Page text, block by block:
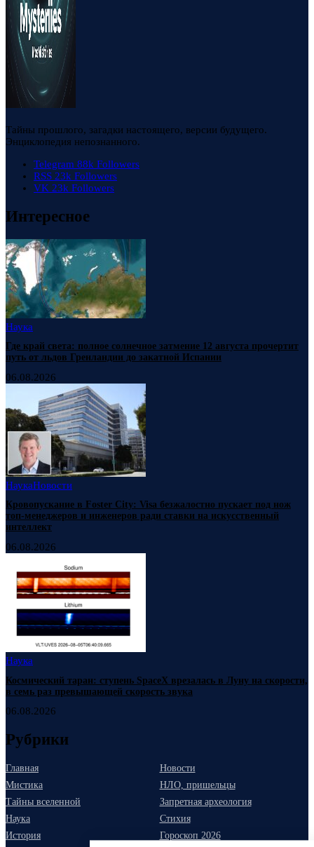
Тайны прошлого, загадки настоящего, версии будущего.
Энциклопедия непознанного.
Telegram 88k Followers
RSS 23k Followers
VK 23k Followers
Интересное
Наука
Где край света: полное солнечное затмение 12 августа прочертит
путь от льдов Гренландии до закатной Испании
06.08.2026
НаукаНовости
Кровопускание в Foster City: Visa безжалостно пускает под нож
топ-менеджеров и инженеров ради ставки на искусственный
интеллект
06.08.2026
Наука
Космический таран: ступень SpaceX врезалась в Луну на скорости,
в семь раз превышающей скорость звука
06.08.2026
Рубрики
Главная
Новости
Мистика
НЛО, пришельцы
Тайны вселенной
Запретная археология
Наука
Стихия
История
Гороскоп 2026